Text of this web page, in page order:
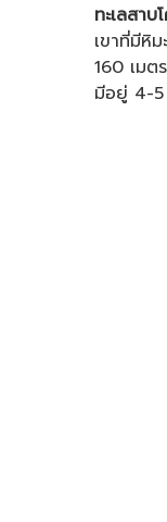
ทะเลสา
เขาที่มีหิ
160 เมต
มีอยู่ 4-5